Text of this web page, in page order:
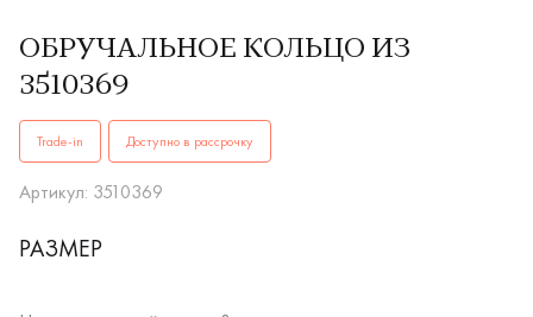
ОБРУЧАЛЬНОЕ КОЛЬЦО ИЗ
3510369
ОБРУЧАЛЬНЫЕ КОЛЬЦА3510369купить в Иркутске. ✔️
Trade-in Доступно в рассрочку
Артикул: 3510369
РАЗМЕР